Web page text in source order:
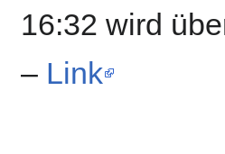
16:32 wird
– Link